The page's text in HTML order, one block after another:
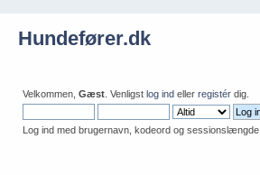
Hundefører.dk
Velkommen, Gæst . Venligst log ind eller registér dig.
Log ind med brugernavn, kodeord og sessionslængde